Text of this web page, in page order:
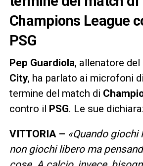
Champions League
PSG
Pep Guardiola, allenatore del
City, ha parlato ai microfoni di
termine del match di
contro il PSG. Le sue
VITTORIA – «Quando giochi
non giochi libero ma